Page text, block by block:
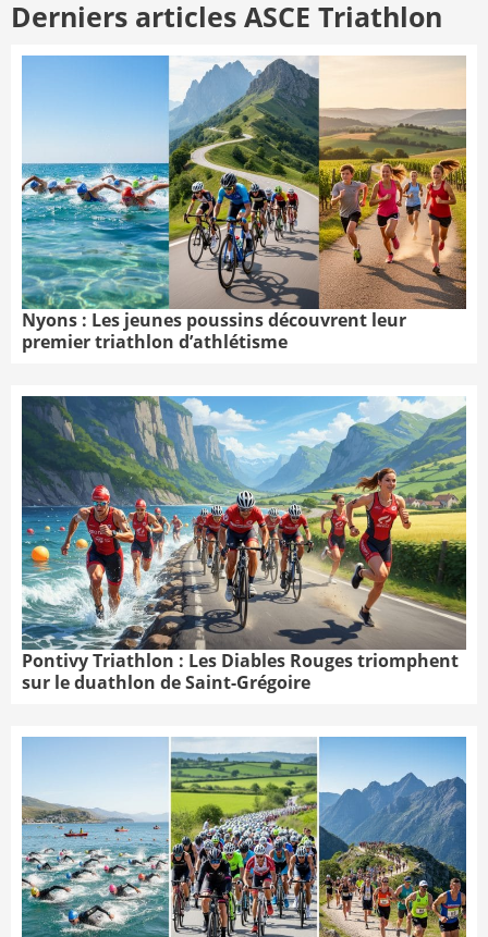
Derniers articles ASCE Triathlon
Nyons : Les jeunes poussins découvrent leur
premier triathlon d’athlétisme
Pontivy Triathlon : Les Diables Rouges triomphent
sur le duathlon de Saint-Grégoire